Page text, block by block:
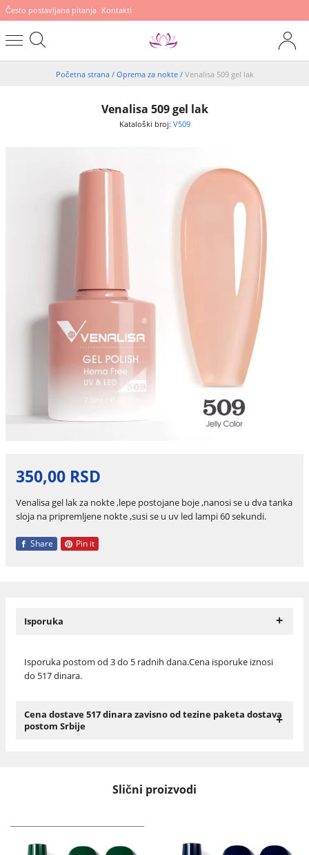
Često postavljana pitanja Kontakti
Početna strana / Oprema za nokte / Venalisa 509 gel lak
Venalisa 509 gel lak
Kataloški broj: V509
350,00 RSD
Venalisa gel lak za nokte ,lepe postojane boje ,nanosi se u dva tanka
sloja na pripremljene nokte ,susi se u uv led lampi 60 sekundi.
Share Pin it
Isporuka +
Isporuka postom od 3 do 5 radnih dana.Cena isporuke iznosi
do 517 dinara.
Cena dostave 517 dinara zavisno od tezine paketa dostava
postom Srbije
+
Slični proizvodi